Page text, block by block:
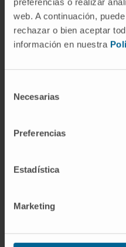
web. A continuación,
rechazar o bien aceptar
información en nuestra
Necesarias
Preferencias
Estadística
Marketing
Si quiere conocer
contacte con Cima